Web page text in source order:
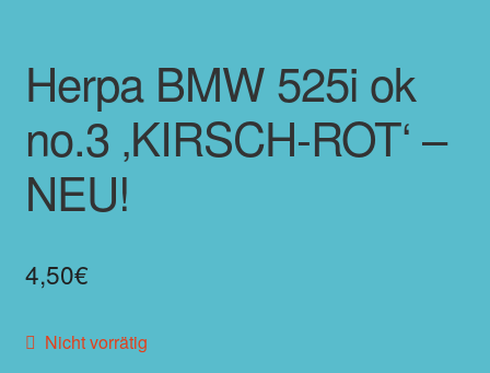
Herpa BMW 525i ok
no.3 ‚KIRSCH-ROT‘ –
NEU!
4,50€
Nicht vorrätig